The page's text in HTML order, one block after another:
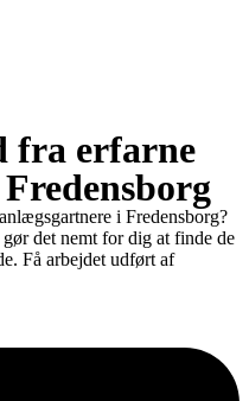
fra erfarne
i Fredensborg?
det nemt for dig at finde de
Få arbejdet udført af